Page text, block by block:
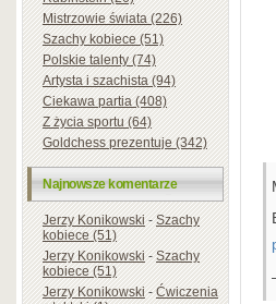
Mistrzowie świata (226)
Szachy kobiece (51)
Polskie talenty (74)
Artysta i szachista (94)
Ciekawa partia (408)
Z życia sportu (64)
Goldchess prezentuje (342)
Najnowsze komentarze
Jerzy Konikowski-Szachy
kobiece (51)
Jerzy Konikowski-Szachy
kobiece (51)
Jerzy Konikowski-Ćwiczenia